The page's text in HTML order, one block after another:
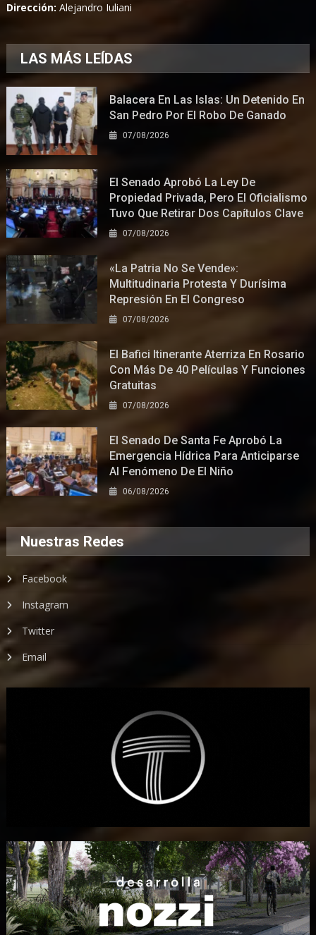
Dirección:Alejandro Iuliani
LAS MÁS LEÍDAS
Balacera En Las Islas: Un Detenido En
San Pedro Por El Robo De Ganado
07/08/2026
El Senado Aprobó La Ley De
Propiedad Privada, Pero El Oficialismo
Tuvo Que Retirar Dos Capítulos Clave
07/08/2026
«La Patria No Se Vende»:
Multitudinaria Protesta Y Durísima
Represión En El Congreso
07/08/2026
El Bafici Itinerante Aterriza En Rosario
Con Más De 40 Películas Y Funciones
Gratuitas
07/08/2026
El Senado De Santa Fe Aprobó La
Emergencia Hídrica Para Anticiparse
Al Fenómeno De El Niño
06/08/2026
Nuestras Redes
Facebook
Instagram
Twitter
Email